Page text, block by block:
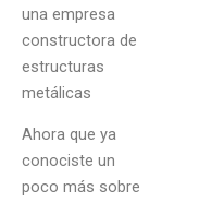
una empresa
constructora de
estructuras
metálicas
Ahora que ya
conociste un
poco más sobre